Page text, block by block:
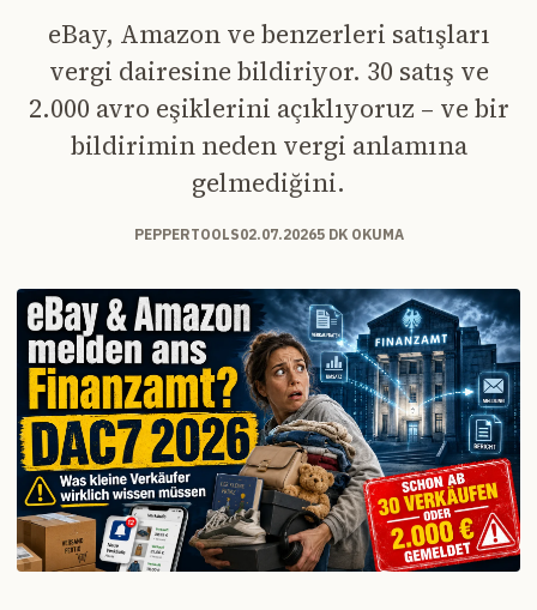
eBay, Amazon ve benzerleri satışları
vergi dairesine bildiriyor. 30 satış ve
2.000 avro eşiklerini açıklıyoruz – ve bir
bildirimin neden vergi anlamına
gelmediğini.
PEPPERTOOLS02.07.20265 DK OKUMA